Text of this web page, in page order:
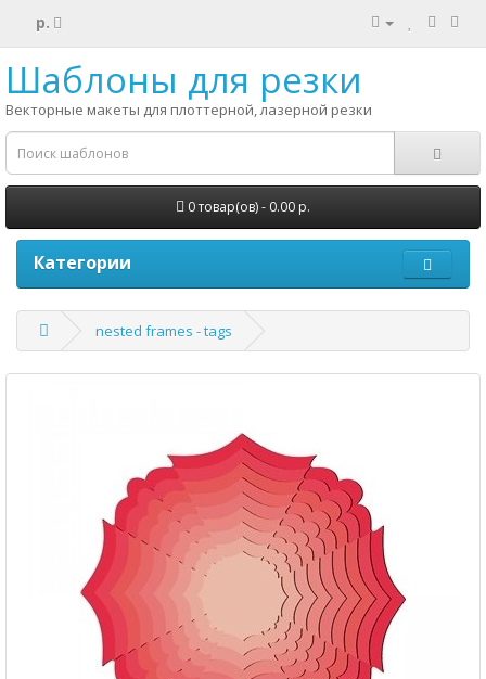
р.
Шаблоны для резки
Векторные макеты для плоттерной, лазерной резки
0 товар(ов) - 0.00 р.
Категории
nested frames - tags